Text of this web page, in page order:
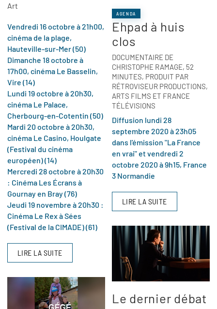
Art
Vendredi 16 octobre à 21h00,
cinéma de la plage,
Hauteville-sur-Mer (50)
Dimanche 18 octobre à
17h00, cinéma Le Basselin,
Vire (14)
Lundi 19 octobre à 20h30,
cinéma Le Palace,
Cherbourg-en-Cotentin (50)
Mardi 20 octobre à 20h30,
cinéma Le Casino, Houlgate
(Festival du cinéma
européen) (14)
Mercredi 28 octobre à 20h30
: Cinéma Les Écrans à
Gournay en Bray (76)
Jeudi 19 novembre à 20h30 :
Cinéma Le Rex à Sées
(Festival de la CIMADE) (61)
LIRE LA SUITE
AGENDA
Ehpad à huis
clos
DOCUMENTAIRE DE
CHRISTOPHE RAMAGE, 52
MINUTES, PRODUIT PAR
RÉTROVISEUR PRODUCTIONS,
ARTS FILMS ET FRANCE
TÉLÉVISIONS
Diffusion lundi 28
septembre 2020 à 23h05
dans l'émission "La France
en vrai" et vendredi 2
octobre 2020 à 9h15, France
3 Normandie
LIRE LA SUITE
Le dernier débat